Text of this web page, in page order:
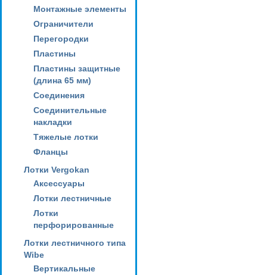
Монтажные элементы
Ограничители
Перегородки
Пластины
Пластины защитные
(длина 65 мм)
Соединения
Соединительные
накладки
Тяжелые лотки
Фланцы
Лотки Vergokan
Аксессуары
Лотки лестничные
Лотки
перфорированные
Лотки лестничного типа
Wibe
Вертикальные